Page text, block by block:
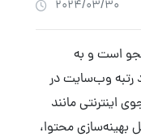
2024/03/30
است و به
رتبه وب‌سایت در
اینترنتی مانند
بهینه‌سازی محتوا،